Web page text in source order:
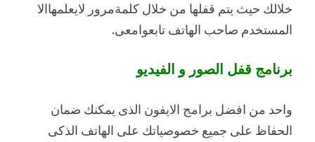
خلالك حيث يتم قفلها من خلال كلمةمرور لايعلمهاالا
المستخدم صاحب الهاتف تابعوامعى.
برنامج قفل الصور و الفيديو
واحد من افضل برامج الايفون الذى يمكنك ضمان
الحفاظ على جميع خصوصياتك على الهاتف الذكى